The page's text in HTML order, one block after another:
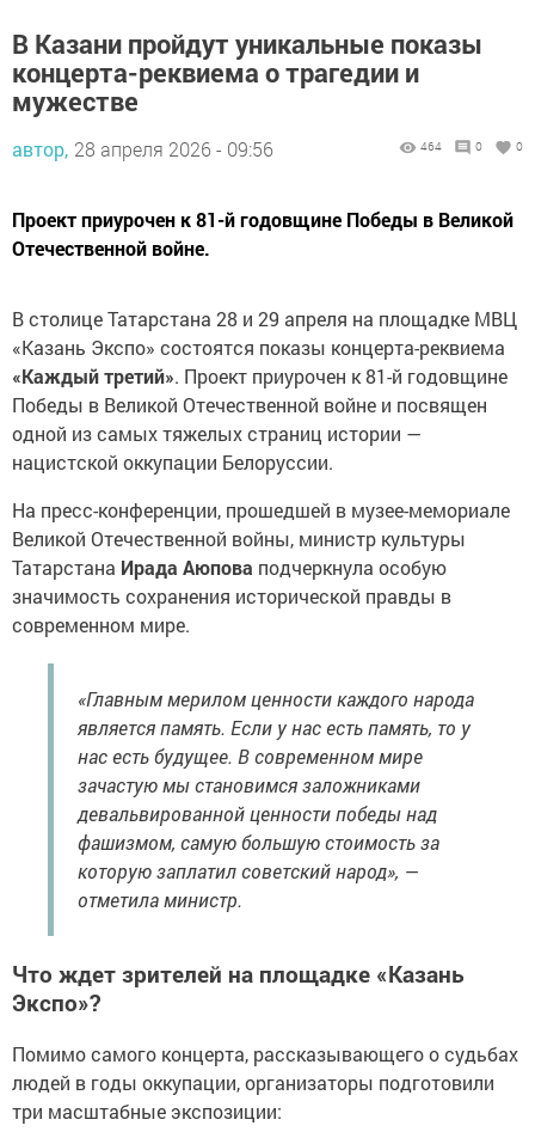
В Казани пройдут уникальные показы
концерта-реквиема о трагедии и
мужестве
автор, 28 апреля 2026 - 09:56 464 0 0
Проект приурочен к 81-й годовщине Победы в Великой
Отечественной войне.
В столице Татарстана 28 и 29 апреля на площадке МВЦ
«Казань Экспо» состоятся показы концерта-реквиема
«Каждый третий». Проект приурочен к 81-й годовщине
Победы в Великой Отечественной войне и посвящен
одной из самых тяжелых страниц истории —
нацистской оккупации Белоруссии.
На пресс-конференции, прошедшей в музее-мемориале
Великой Отечественной войны, министр культуры
Татарстана Ирада Аюпова подчеркнула особую
значимость сохранения исторической правды в
современном мире.
«Главным мерилом ценности каждого народа
является память. Если у нас есть память, то у
нас есть будущее. В современном мире
зачастую мы становимся заложниками
девальвированной ценности победы над
фашизмом, самую большую стоимость за
которую заплатил советский народ», —
отметила министр.
Что ждет зрителей на площадке «Казань
Экспо»?
Помимо самого концерта, рассказывающего о судьбах
людей в годы оккупации, организаторы подготовили
три масштабные экспозиции: